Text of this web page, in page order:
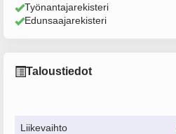
Työnantajarekisteri
Edunsaajarekisteri
Taloustiedot
Liikevaihto